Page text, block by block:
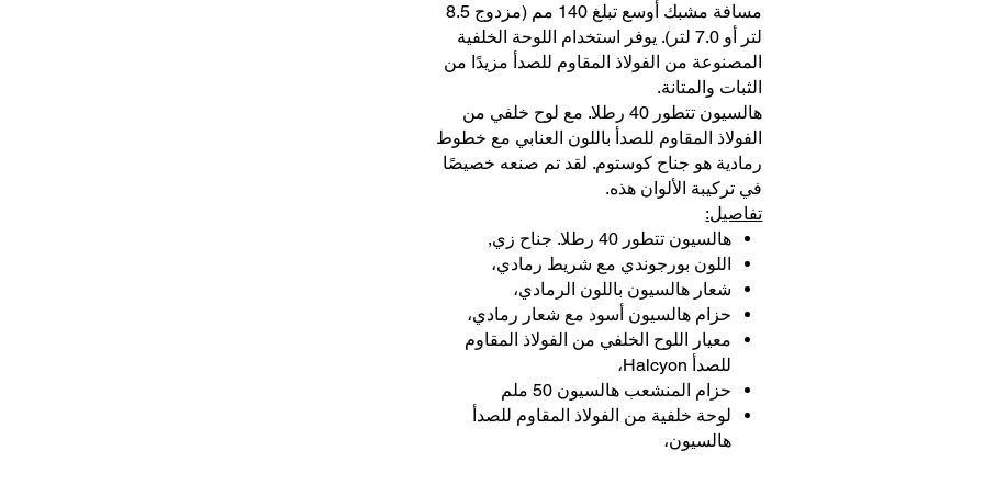
مسافة مشبك أوسع تبلغ 140 مم (مزدوج 8.5
لتر أو 7.0 لتر). يوفر استخدام اللوحة الخلفية
المصنوعة من الفولاذ المقاوم للصدأ مزيدًا من
الثبات والمتانة.
هالسيون تتطور 40 رطلا. مع لوح خلفي من
الفولاذ المقاوم للصدأ باللون العنابي مع خطوط
رمادية هو جناح كوستوم. لقد تم صنعه خصيصًا
في تركيبة الألوان هذه.
تفاصيل:
هالسيون تتطور 40 رطلا. جناح زي,
اللون بورجوندي مع شريط رمادي،
شعار هالسيون باللون الرمادي،
حزام هالسيون أسود مع شعار رمادي،
معيار اللوح الخلفي من الفولاذ المقاوم
للصدأ Halcyon،
حزام المنشعب هالسيون 50 ملم
لوحة خلفية من الفولاذ المقاوم للصدأ
هالسيون،